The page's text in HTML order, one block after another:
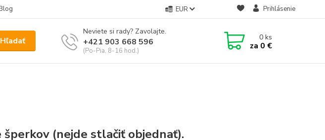
EUR Prihlásenie
Hľadať
Neviete si rady? Zavolajte.
+421 903 668 596
(Po-Pia, 8-16 hod.)
0ks
za 0 €
(nejde stlačiť objednať).